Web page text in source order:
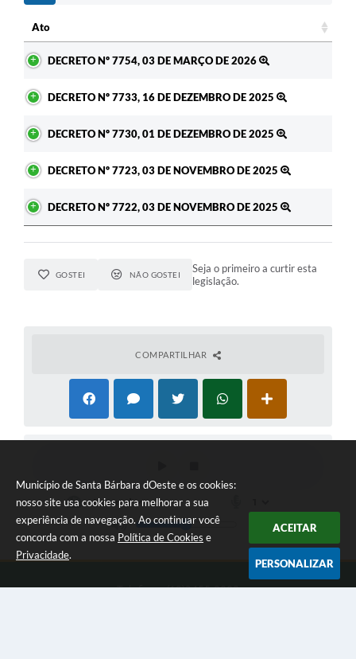
Município de Santa Bárbara dOeste e os cookies:
nosso site usa cookies para melhorar a sua
experiência de navegação. Ao continuar você
concorda com a nossa Política de Cookies e
Privacidade.
ACEITAR
PERSONALIZAR
Ato
DECRETO Nº 7754, 03 DE MARÇO DE 2026
DECRETO Nº 7733, 16 DE DEZEMBRO DE 2025
DECRETO Nº 7730, 01 DE DEZEMBRO DE 2025
DECRETO Nº 7723, 03 DE NOVEMBRO DE 2025
DECRETO Nº 7722, 03 DE NOVEMBRO DE 2025
GOSTEI NÃO GOSTEI
Seja o primeiro a curtir esta
legislação.
COMPARTILHAR
Telefone: (19)3455-8000